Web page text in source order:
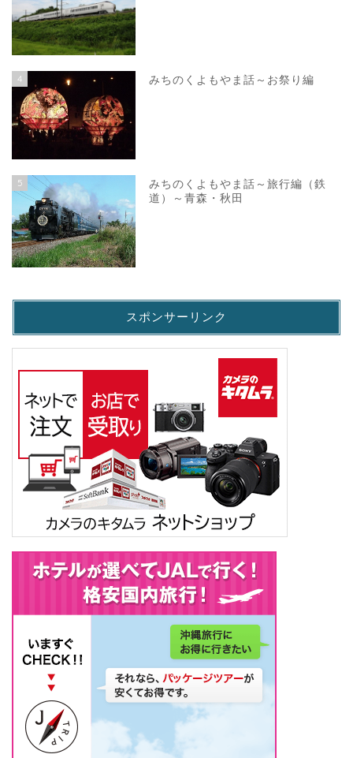
4 みちのくよもやま話～お祭り編
5
みちのくよもやま話～旅行編（鉄
道）～青森・秋田
スポンサーリンク